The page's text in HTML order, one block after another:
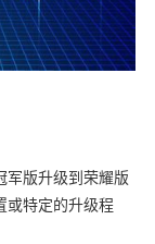
军版升级到荣耀版
或特定的升级程